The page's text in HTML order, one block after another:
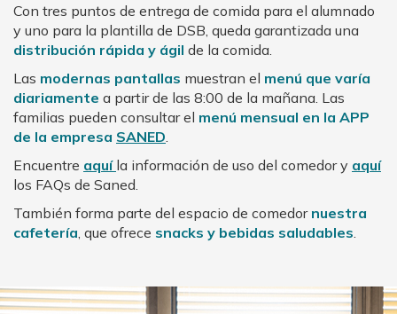
Con tres puntos de entrega de comida para el alumnado
y uno para la plantilla de DSB, queda garantizada una
distribución rápida y ágil de la comida.
Las modernas pantallas muestran el menú que varía
diariamente a partir de las 8:00 de la mañana. Las
familias pueden consultar el menú mensual en la APP
de la empresa SANED
Encuentre aquí la información de uso del comedor y aquí
los FAQs de Saned.
También forma parte del espacio de comedor nuestra
cafetería , que ofrece snacks y bebidas saludables